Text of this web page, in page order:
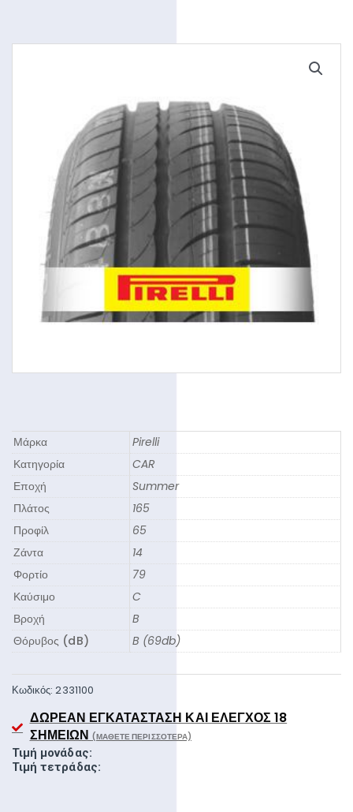
Μάρκα
Pirelli
Κατηγορία
CAR
Εποχή
Summer
Πλάτος
165
Προφίλ
65
Ζάντα
14
Φορτίο
79
Καύσιμο
C
Βροχή
B
Θόρυβος (dB)
B (69db)
Κωδικός:2331100
ΔΩΡΕΆΝ ΕΓΚΑΤΆΣΤΑΣΗ ΚΑΙ ΈΛΕΓΧΟΣ 18
ΣΗΜΕΊΩΝ (ΜΆΘΕΤΕ ΠΕΡΙΣΣΌΤΕΡΑ)
Τιμή μονάδας:
Τιμή τετράδας: